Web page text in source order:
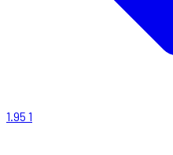
1.95 1